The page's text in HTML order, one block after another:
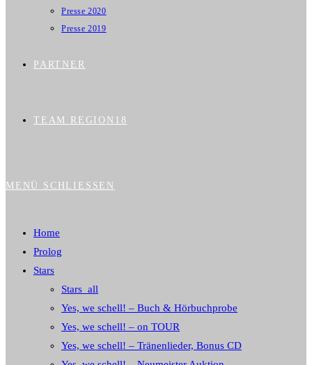
Presse 2020
Presse 2019
PARTNER
TEAM REGION18
MENÜ SCHLIESSEN
Home
Prolog
Stars
Stars_all
Yes, we schell! – Buch & Hörbuchprobe
Yes, we schell! – on TOUR
Yes, we schell! – Tränenlieder, Bonus CD